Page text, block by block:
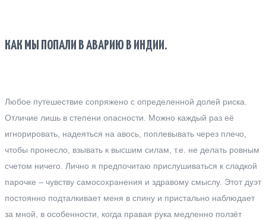
КАК МЫ ПОПАЛИ В АВАРИЮ В ИНДИИ.
Любое путешествие сопряжено с определенной долей риска.
Отличие лишь в степени опасности. Можно каждый раз её
игнорировать, надеяться на авось, поплевывать через плечо,
чтобы пронесло, взывать к высшим силам, т.е. не делать ровным
счетом ничего. Лично я предпочитаю прислушиваться к сладкой
парочке – чувству самосохранения и здравому смыслу. Этот дуэт
постоянно подталкивает меня в спину и пристально наблюдает
за мной, в особенности, когда правая рука медленно ползёт